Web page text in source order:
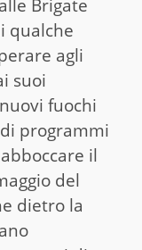
Brigate
qualche
agli
suoi
fuochi
programmi
il
del
dietro la